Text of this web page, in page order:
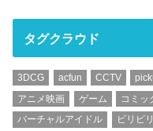
タグクラウド
3DCG acfun CCTV
アニメ映画
ゲーム コミッ
バーチャルアイドル
ビリビ